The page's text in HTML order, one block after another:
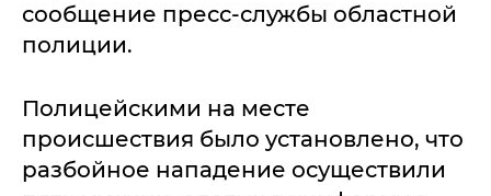
сообщение пресс-службы областной
полиции.
Полицейскими на месте
происшествия было установлено, что
разбойное нападение осуществили